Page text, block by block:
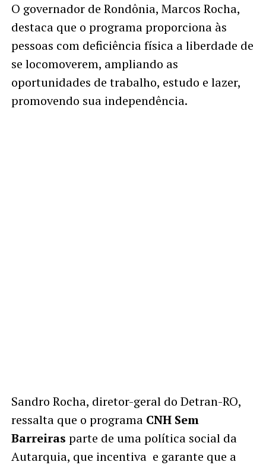
O governador de Rondônia, Marcos Rocha,
destaca que o programa proporciona às
pessoas com deficiência física a liberdade de
se locomoverem, ampliando as
oportunidades de trabalho, estudo e lazer,
promovendo sua independência.
Sandro Rocha, diretor-geral do Detran-RO,
ressalta que o programa CNH Sem
Barreiras parte de uma política social da
Autarquia, que incentiva e garante que a